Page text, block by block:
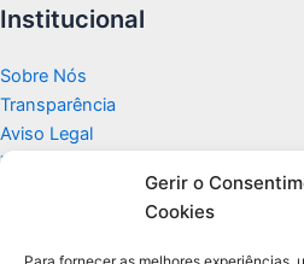
Gerir o
Cookies
Institucional
Sobre Nós
Transparência
Aviso Legal
Termos de Uso
Politicas de Privacidade e Cookies